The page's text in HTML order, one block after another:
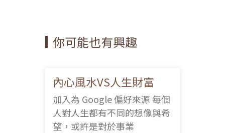
你可能也有興趣
內心風水VS人生財富
加入為 Google 偏好來源 每個
人對人生都有不同的想像與希
望，或許是對於事業